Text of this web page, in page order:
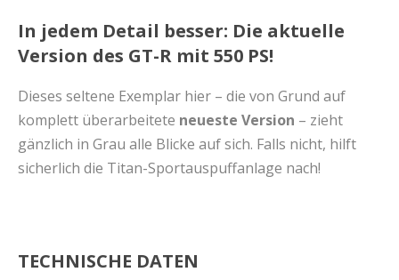
In jedem Detail besser: Die aktuelle
Version des GT-R mit 550 PS!
Dieses seltene Exemplar hier – die von Grund auf
komplett überarbeitete neueste Version – zieht
gänzlich in Grau alle Blicke auf sich. Falls nicht, hilft
sicherlich die Titan-Sportauspuffanlage nach!
TECHNISCHE DATEN